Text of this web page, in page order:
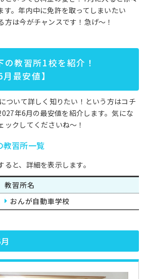
す。年内中に免許を取ってしまいたい
方は今がチャンスです！急げ～！
教習所1校を紹介！
最安値】
ついて詳しく知りたい！という方はコチ
年6月の最安値を紹介します。気にな
ックしてくださいね～！
教習所一覧
と、詳細を表示します。
教習所名
おんが自動車学校